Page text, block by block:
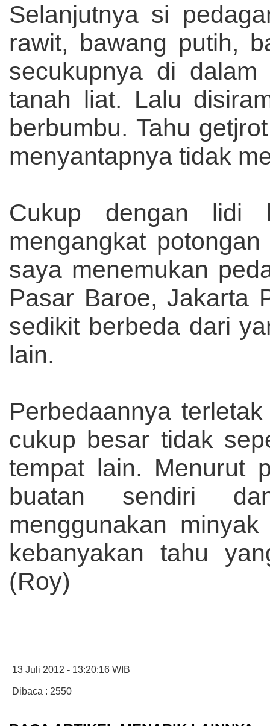
Selanjutnya si
rawit, bawang putih,
secukupnya di
tanah liat. Lalu
berbumbu. Tahu
menyantapnya tidak
Cukup dengan lidi
mengangkat
saya menemukan
Pasar Baroe, Jakarta
sedikit berbeda dari
lain.
Perbedaannya
cukup besar tidak
tempat lain. Menurut
buatan sendiri
menggunakan
kebanyakan tahu
(Roy)
13 Juli 2012 - 13:20:16 WIB
Dibaca : 2550